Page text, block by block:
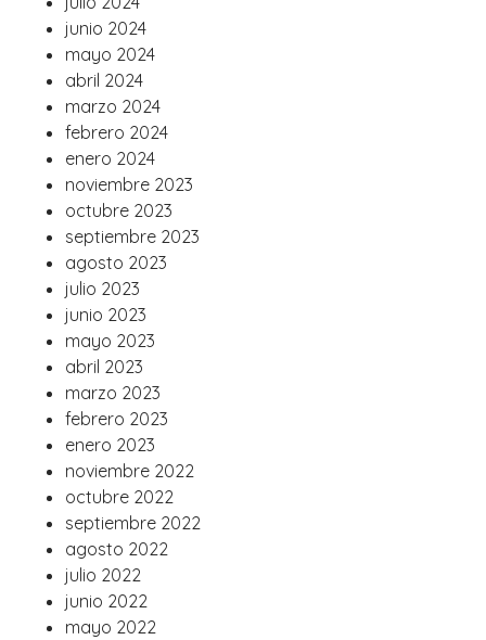
junio 2024
mayo 2024
abril 2024
marzo 2024
febrero 2024
enero 2024
noviembre 2023
octubre 2023
septiembre 2023
agosto 2023
julio 2023
junio 2023
mayo 2023
abril 2023
marzo 2023
febrero 2023
enero 2023
noviembre 2022
octubre 2022
septiembre 2022
agosto 2022
julio 2022
junio 2022
mayo 2022